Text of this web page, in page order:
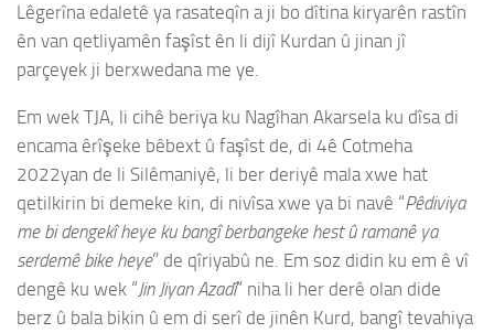
Lêgerîna edaletê ya rasateqîn a ji bo dîtina kiryarên rastîn
ên van qetliyamên faşîst ên li dijî Kurdan û jinan jî
parçeyek ji berxwedana me ye.
Em wek TJA, li cihê beriya ku Nagîhan Akarsela ku dîsa di
encama êrîşeke bêbext û faşîst de, di 4ê Cotmeha
2022yan de li Silêmaniyê, li ber deriyê mala xwe hat
qetilkirin bi demeke kin, di nivîsa xwe ya bi navê “Pêdiviya
me bi dengekî heye ku bangî berbangeke hest û ramanê ya
serdemê bike heye” de qîriyabû ne. Em soz didin ku em ê vî
dengê ku wek “Jin Jiyan Azadî” niha li her derê olan dide
berz û bala bikin û em di serî de jinên Kurd, bangî tevahiya